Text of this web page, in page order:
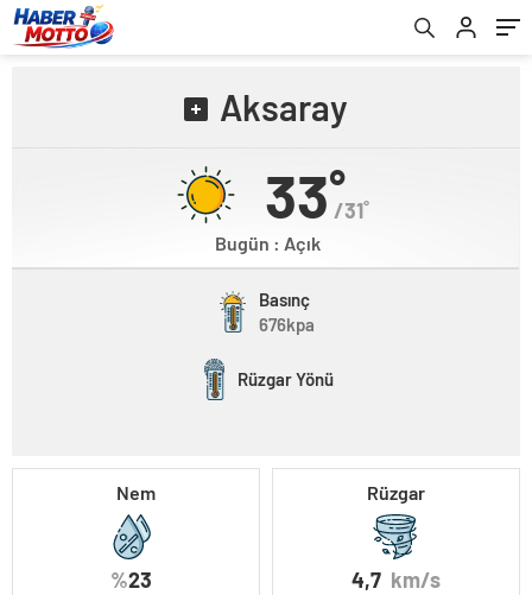
Aksaray
33˚
/31˚
Bugün : Açık
Basınç
676kpa
Rüzgar Yönü
Nem
%23
Rüzgar
4,7 km/s